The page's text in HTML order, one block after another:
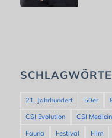
21. Jahrhundert 50er
CSI Evolution
CSI
Fauna
Festival Film